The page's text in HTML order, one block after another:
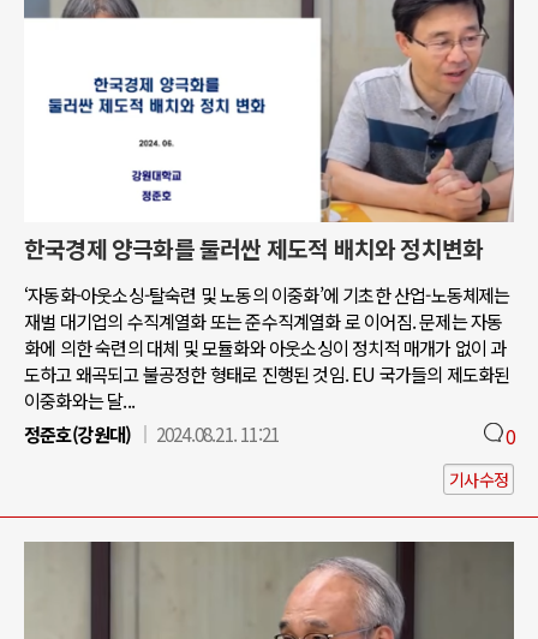
한국경제 양극화를 둘러싼 제도적 배치와 정치변화
‘자동화-아웃소싱-탈숙련 및 노동의 이중화’에 기초한 산업-노동체제는
재벌 대기업의 수직계열화 또는 준수직계열화 로 이어짐. 문제는 자동
화에 의한 숙련의 대체 및 모듈화와 아웃소싱이 정치적 매개가 없이 과
도하고 왜곡되고 불공정한 형태로 진행된 것임. EU 국가들의 제도화된
이중화와는 달...
정준호(강원대)
2024.08.21. 11:21 0
기사수정